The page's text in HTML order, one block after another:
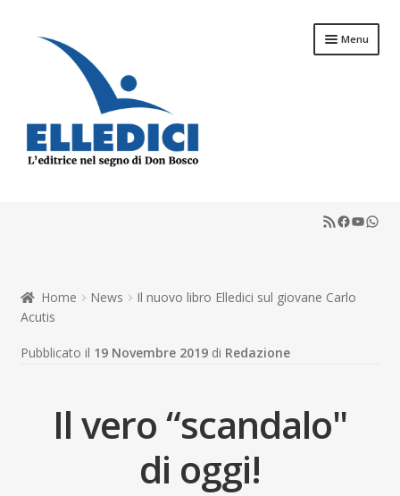
Vai
navigazione
Vai
contenuto
Menu
menu
Espandi
Sussidi
Riviste
RSS FeedFacebook
Home News
Il nuovo libro Elledici sul giovane Carlo
Acutis
Pubblicato il 19 Novembre 2019 di Redazione
Il vero “scandalo"
di oggi!